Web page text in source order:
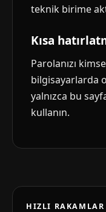
teknik birime
Kısa
Parolanızı
bilgisayarlarda
yalnızca bu
kullanın.
HIZLI RAKAMLAR